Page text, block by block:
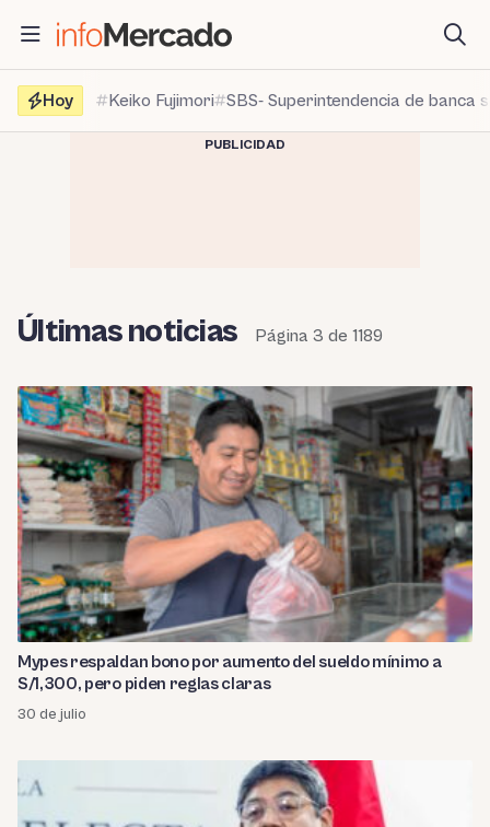
contenido
Hoy
Keiko Fujimori SBS- Superintendencia de banca
PUBLICIDAD
Últimas noticias Página 3 de 1189
Mypes respaldan bono por aumento del sueldo mínimo a
S/1,300, pero piden reglas claras
30 de julio